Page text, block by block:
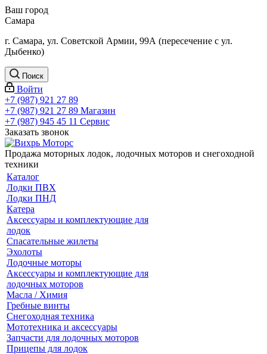
Ваш город
Самара
г. Самара, ул. Советской Армии, 99А (пересечение с ул.
Дыбенко)
Поиск
Войти
+7 (987) 921 27 89
+7 (987) 921 27 89 Магазин
+7 (987) 945 45 11 Сервис
Заказать звонок
Продажа моторных лодок, лодочных моторов и снегоходной
техники
Каталог
Лодки ПВХ
Лодки ПНД
Катера
Аксессуары и комплектующие для
лодок
Спасательные жилеты
Эхолоты
Лодочные моторы
Аксессуары и комплектующие для
лодочных моторов
Масла / Химия
Гребные винты
Снегоходная техника
Мототехника и аксессуары
Запчасти для лодочных моторов
Прицепы для лодок